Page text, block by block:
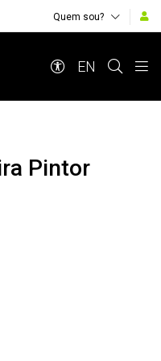
Quem sou?
EN
Pintor